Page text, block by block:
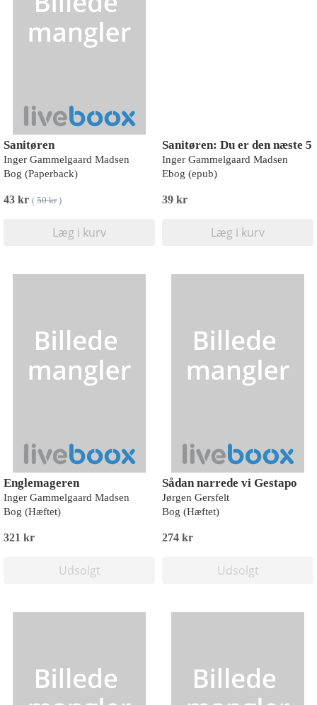
Sanitøren
Inger Gammelgaard Madsen
Bog (Paperback)
43 kr ( 50 kr)
Læg i kurv
Sanitøren: Du er den næste 5
Inger Gammelgaard Madsen
Ebog (epub)
39 kr
Læg i kurv
Englemageren
Inger Gammelgaard Madsen
Bog (Hæftet)
321 kr
Udsolgt
Sådan narrede vi Gestapo
Jørgen Gersfelt
Bog (Hæftet)
274 kr
Udsolgt